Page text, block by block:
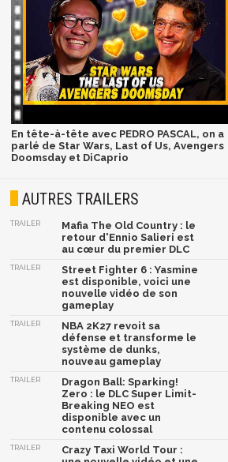
En tête-à-tête avec PEDRO PASCAL, on a
parlé de Star Wars, Last of Us, Avengers
Doomsday et DiCaprio
AUTRES TRAILERS
TRAILER
Mafia The Old Country : le
retour d'Ennio Salieri est
au cœur du premier DLC
TRAILER
Street Fighter 6 : Yasmine
est disponible, voici une
nouvelle vidéo de son
gameplay
TRAILER
NBA 2K27 revoit sa
défense et transforme le
système de dunks,
nouveau gameplay
TRAILER
Dragon Ball: Sparking!
Zero : le DLC Super Limit-
Breaking NEO est
disponible avec un
contenu colossal
TRAILER
Crazy Taxi World Tour :